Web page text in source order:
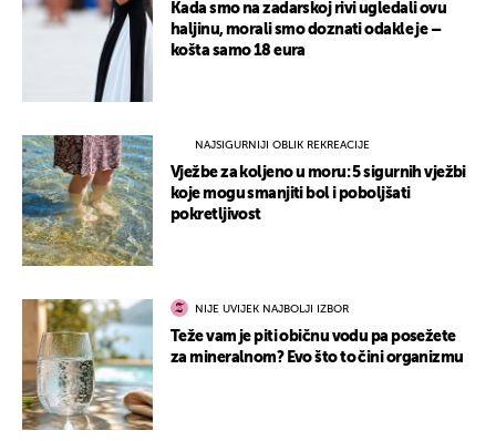
Kada smo na zadarskoj rivi ugledali ovu
haljinu, morali smo doznati odakle je –
košta samo 18 eura
NAJSIGURNIJI OBLIK REKREACIJE
Vježbe za koljeno u moru: 5 sigurnih vježbi
koje mogu smanjiti bol i poboljšati
pokretljivost
NIJE UVIJEK NAJBOLJI IZBOR
Teže vam je piti običnu vodu pa posežete
za mineralnom? Evo što to čini organizmu